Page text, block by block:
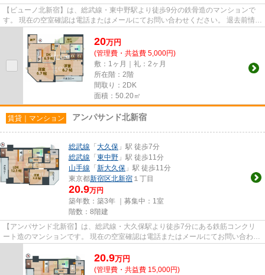
【ビューノ北新宿】は、総武線・東中野駅より徒歩9分の鉄骨造のマンションで
す。 現在の空室確認は電話またはメールにてお問い合わせください。 退去前情報
20万円
(管理費・共益費 5,000円)
敷：1ヶ月｜礼：2ヶ月
所在階：2階
間取り：2DK
面積：50.20㎡
賃貸｜マンション アンパサンド北新宿
総武線 「 大久保 」駅 徒歩7分
総武線 「 東中野 」駅 徒歩11分
山手線 「 新大久保 」駅 徒歩11分
東京都新宿区北新宿 １丁目
20.9万円
築年数：築3年 ｜募集中： 1室
階数：8階建
【アンパサンド北新宿】は、総武線・大久保駅より徒歩7分にある鉄筋コンクリ
ート造のマンションです。 現在の空室確認は電話またはメールにてお問い合わせ
20.9万円
(管理費・共益費 15,000円)